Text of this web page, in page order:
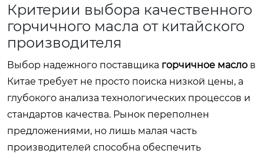
Критерии выбора качественного
горчичного масла от китайского
производителя
Выбор надежного поставщика горчичное масло в
Китае требует не просто поиска низкой цены, а
глубокого анализа технологических процессов и
стандартов качества. Рынок переполнен
предложениями, но лишь малая часть
производителей способна обеспечить